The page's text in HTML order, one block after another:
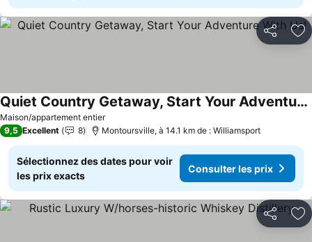
Partager
Maison/appartement entier
Quiet Country Getaway, Start Your Adventure With Us!
Consulter les prix
9,5 Excellent 8 Montoursville, à 14.1 km de : Williamsport
Sélectionnez des dates pour voir
les prix exacts
Consulter les prix
Partager